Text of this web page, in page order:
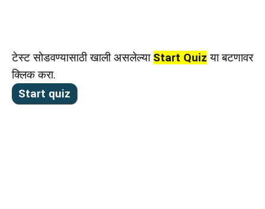
टेस्ट सोडवण्यासाठी खाली असलेल्या Start Quiz या बटणावर
क्लिक करा.